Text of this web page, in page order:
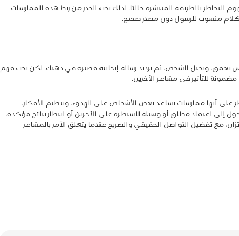
بالطريقة المنتشرة حاليًا. لذلك يجب الحذر من ربط هذه الممارسات
منسوب للرسول دون مصدر صحيح.
وتخيل الشخص، ثم ترديد رسالة إيجابية قصيرة في ذهنك. لكن يجب فهم
للتأثير في مشاعر الآخرين.
على أنها ممارسات تساعد بعض الأشخاص على الهدوء، وتنظيم الأفكار،
إلى اعتقاد مطلق أو وسيلة للسيطرة على الآخرين أو انتظار نتائج مؤكدة.
مع تفضيل التواصل الحقيقي والصريح عندما يتعلق الأمر بالمشاعر